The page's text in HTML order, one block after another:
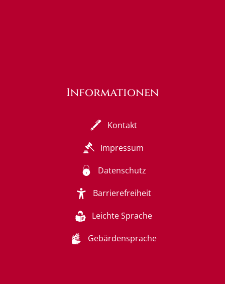
Informationen
Kontakt
Impressum
Datenschutz
Barrierefreiheit
Leichte Sprache
Gebärdensprache